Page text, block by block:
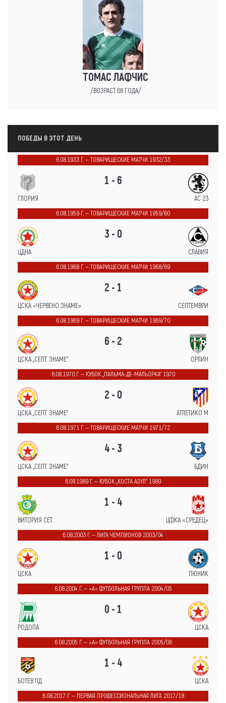
ТОМАС ЛАФЧИС
/ВОЗРАСТ: 68 ГОДА/
ПОБЕДЫ В ЭТОТ ДЕНЬ
6.08.1933 Г. — ТОВАРИЩЕСКИЕ МАТЧИ 1932/33
ГЛОРИЯ
1 - 6
АС 23
6.08.1959 Г. — ТОВАРИЩЕСКИЕ МАТЧИ 1959/60
ЦДНА
3 - 0
СЛАВИЯ
6.08.1968 Г. — ТОВАРИЩЕСКИЕ МАТЧИ 1968/69
ЦСКА «ЧЕРВЕНО ЗНАМЕ»
2 - 1
СЕПТЕМВРИ
6.08.1969 Г. — ТОВАРИЩЕСКИЕ МАТЧИ 1969/70
ЦСКА „СЕПТ. ЗНАМЕ“
6 - 2
ОРЛИН
6.08.1970 Г. — КУБОК „ПАЛЬМА-ДЕ-МАЛЬОРКА“ 1970
ЦСКА „СЕПТ. ЗНАМЕ“
2 - 0
АТЛЕТИКО М
6.08.1971 Г. — ТОВАРИЩЕСКИЕ МАТЧИ 1971/72
ЦСКА „СЕПТ. ЗНАМЕ“
4 - 3
БДИН
6.08.1989 Г. — КУБОК „КОСТА АЗУЛ“ 1989
ВИТОРИЯ СЕТ.
1 - 4
ЦФКА «СРЕДЕЦ»
6.08.2003 Г. — ЛИГА ЧЕМПИОНОВ 2003/04
ЦСКА
1 - 0
ПЮНИК
6.08.2004 Г. — «А» ФУТБОЛЬНАЯ ГРУППА 2004/05
РОДОПА
0 - 1
ЦСКА
6.08.2005 Г. — «А» ФУТБОЛЬНАЯ ГРУППА 2005/06
БОТЕВ ПД
1 - 4
ЦСКА
6.08.2017 Г. — ПЕРВАЯ ПРОФЕССИОНАЛЬНАЯ ЛИГА 2017/18